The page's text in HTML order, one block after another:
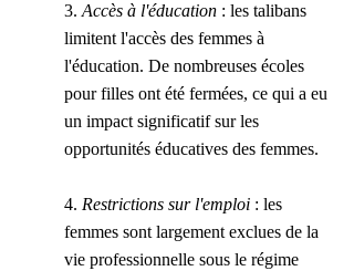
3. Accès à l'éducation : les talibans
limitent l'accès des femmes à
l'éducation. De nombreuses écoles
pour filles ont été fermées, ce qui a eu
un impact significatif sur les
opportunités éducatives des femmes.
4. Restrictions sur l'emploi : les
femmes sont largement exclues de la
vie professionnelle sous le régime